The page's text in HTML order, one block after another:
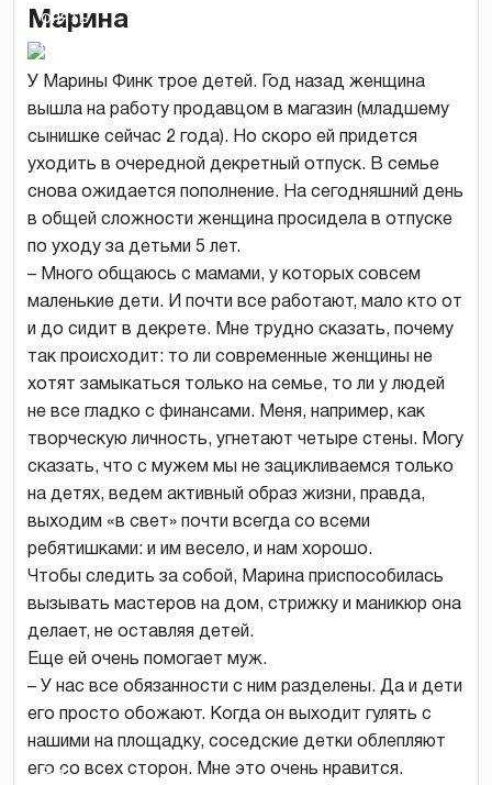
Марина
опять
пополнение.
У Марины Финк трое детей. Год назад женщина
вышла на работу продавцом в магазин (младшему
сынишке сейчас 2 года). Но скоро ей придется
уходить в очередной декретный отпуск. В семье
снова ожидается пополнение. На сегодняшний день
в общей сложности женщина просидела в отпуске
по уходу за детьми 5 лет.
– Много общаюсь с мамами, у которых совсем
маленькие дети. И почти все работают, мало кто от
и до сидит в декрете. Мне трудно сказать, почему
так происходит: то ли современные женщины не
хотят замыкаться только на семье, то ли у людей
не все гладко с финансами. Меня, например, как
творческую личность, угнетают четыре стены. Могу
сказать, что с мужем мы не зацикливаемся только
на детях, ведем активный образ жизни, правда,
выходим «в свет» почти всегда со всеми
ребятишками: и им весело, и нам хорошо.
Чтобы следить за собой, Марина приспособилась
вызывать мастеров на дом, стрижку и маникюр она
делает, не оставляя детей.
Еще ей очень помогает муж.
– У нас все обязанности с ним разделены. Да и дети
его просто обожают. Когда он выходит гулять с
нашими на площадку, соседские детки облепляют
его со всех сторон. Мне это очень нравится.
Во